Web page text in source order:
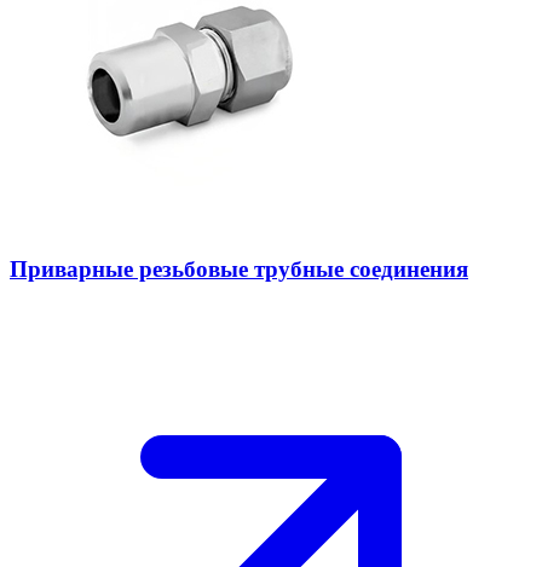
Приварные резьбовые трубные соединения